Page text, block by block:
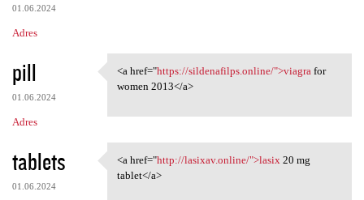
01.06.2024
Adres
pill
01.06.2024
Adres
<a href="https://sildenafilps
<a href="https://sildenafilps.online/">viagrafor
women 2013</a>
tablets
01.06.2024
<a href="http://lasixav
<a href="http://lasixav.online/">lasix 20 mg
tablet</a>